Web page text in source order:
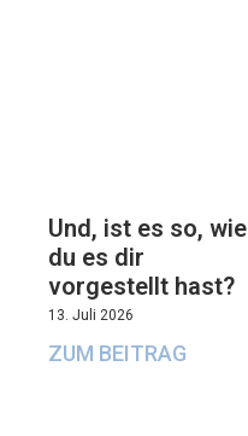
Und, ist es so, wie
du es dir
vorgestellt hast?
13. Juli 2026
ZUM BEITRAG